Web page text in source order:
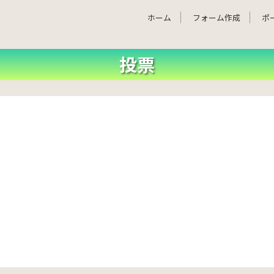
ホーム フォーム作成 ポ
投票